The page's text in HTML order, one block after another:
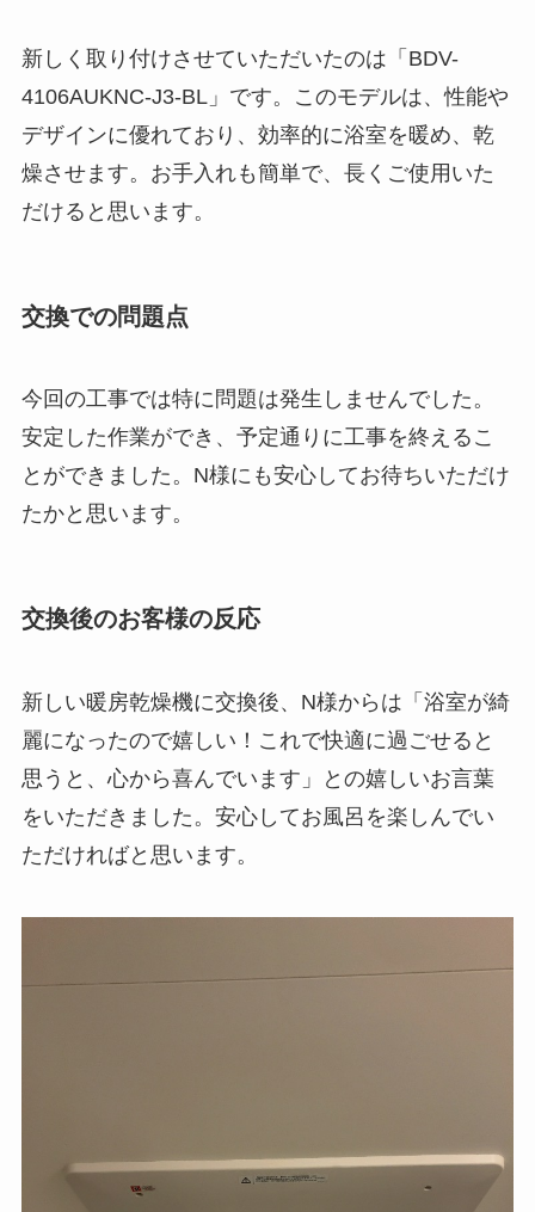
新しく取り付けさせていただいたのは「BDV-
4106AUKNC-J3-BL」です。このモデルは、性能や
デザインに優れており、効率的に浴室を暖め、乾
燥させます。お手入れも簡単で、長くご使用いた
だけると思います。
交換での問題点
今回の工事では特に問題は発生しませんでした。
安定した作業ができ、予定通りに工事を終えるこ
とができました。N様にも安心してお待ちいただけ
たかと思います。
交換後のお客様の反応
新しい暖房乾燥機に交換後、N様からは「浴室が綺
麗になったので嬉しい！これで快適に過ごせると
思うと、心から喜んでいます」との嬉しいお言葉
をいただきました。安心してお風呂を楽しんでい
ただければと思います。